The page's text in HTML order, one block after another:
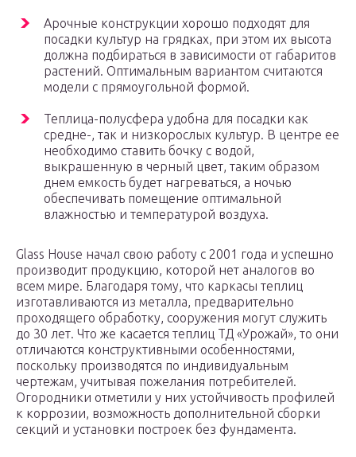
Арочные конструкции хорошо подходят для
посадки культур на грядках, при этом их высота
должна подбираться в зависимости от габаритов
растений. Оптимальным вариантом считаются
модели с прямоугольной формой.
Теплица-полусфера удобна для посадки как
средне-, так и низкорослых культур. В центре ее
необходимо ставить бочку с водой,
выкрашенную в черный цвет, таким образом
днем емкость будет нагреваться, а ночью
обеспечивать помещение оптимальной
влажностью и температурой воздуха.
Glass House начал свою работу с 2001 года и успешно
производит продукцию, которой нет аналогов во
всем мире. Благодаря тому, что каркасы теплиц
изготавливаются из металла, предварительно
проходящего обработку, сооружения могут служить
до 30 лет. Что же касается теплиц ТД «Урожай», то они
отличаются конструктивными особенностями,
поскольку производятся по индивидуальным
чертежам, учитывая пожелания потребителей.
Огородники отметили у них устойчивость профилей
к коррозии, возможность дополнительной сборки
секций и установки построек без фундамента.